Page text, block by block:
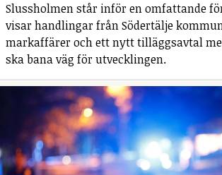
Slussholmen står inför en omfattande
visar handlingar från Södertälje
markaffärer och ett nytt tilläggsavtal
ska bana väg för utvecklingen.